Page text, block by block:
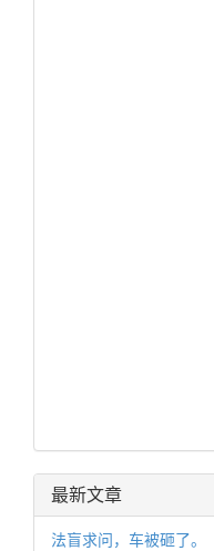
最新文章
法盲求问，车被砸了。